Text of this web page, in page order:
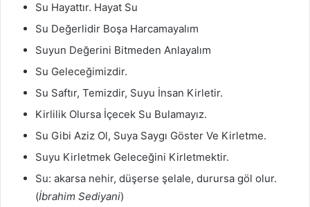
Su Hayattır. Hayat Su
Su Değerlidir Boşa Harcamayalım
Suyun Değerini Bitmeden Anlayalım
Su Geleceğimizdir.
Su Saftır, Temizdir, Suyu İnsan Kirletir.
Kirlilik Olursa İçecek Su Bulamayız.
Su Gibi Aziz Ol, Suya Saygı Göster Ve Kirletme.
Suyu Kirletmek Geleceğini Kirletmektir.
Su: akarsa nehir, düşerse şelale, durursa göl olur.
(İbrahim Sediyani)